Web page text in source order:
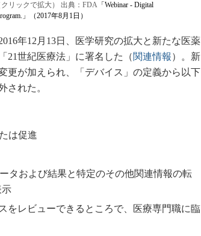
リックで拡大） 出典：FDA「Webinar - Digital
」（2017年8月1日）
年12月13日、医学研究の拡大と新たな医薬
21世紀医療法」に署名した（関連情報 ）。新
更が加えられ、「デバイス」の定義から以下
された。
は促進
タおよび結果と特定のその他関連情報の転
示
をレビューできるところで、医療専門職に臨